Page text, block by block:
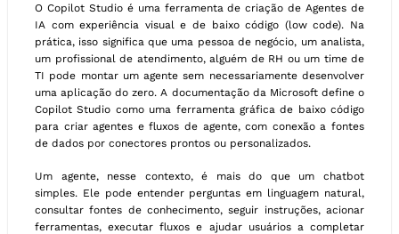
O Copilot Studio é uma ferramenta de criação de Agentes de
IA com experiência visual e de baixo código (low code). Na
prática, isso significa que uma pessoa de negócio, um analista,
um profissional de atendimento, alguém de RH ou um time de
TI pode montar um agente sem necessariamente desenvolver
uma aplicação do zero. A documentação da Microsoft define o
Copilot Studio como uma ferramenta gráfica de baixo código
para criar agentes e fluxos de agente, com conexão a fontes
de dados por conectores prontos ou personalizados.
Um agente, nesse contexto, é mais do que um chatbot
simples. Ele pode entender perguntas em linguagem natural,
consultar fontes de conhecimento, seguir instruções, acionar
ferramentas, executar fluxos e ajudar usuários a completar